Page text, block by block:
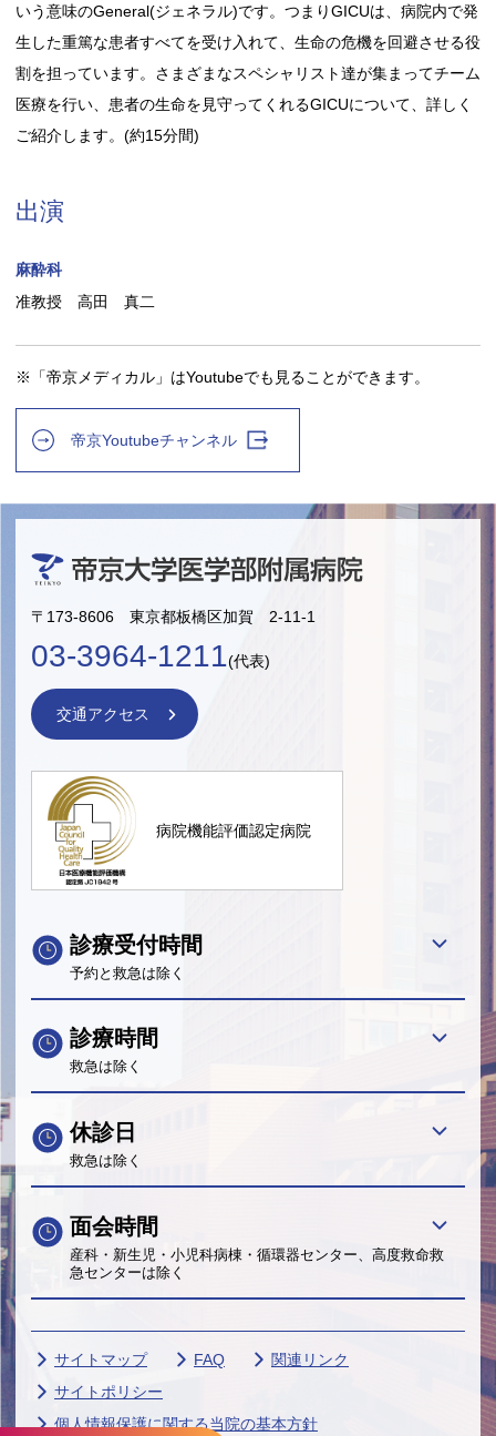
いう意味のGeneral(ジェネラル)です。つまりGICUは、病院内で発
生した重篤な患者すべてを受け入れて、生命の危機を回避させる役
割を担っています。さまざまなスペシャリスト達が集まってチーム
医療を行い、患者の生命を見守ってくれるGICUについて、詳しく
ご紹介します。(約15分間)
出演
麻酔科
准教授 高田 真二
※「帝京メディカル」はYoutubeでも見ることができます。
帝京Youtubeチャンネル
〒173-8606 東京都板橋区加賀 2-11-1
03-3964-1211(代表)
交通アクセス
病院機能評価認定病院
診療受付時間
予約と救急は除く
診療時間
救急は除く
休診日
救急は除く
面会時間
産科・新生児・小児科病棟・循環器センター、高度救命救
急センターは除く
サイトマップ FAQ
関連リンク
サイトポリシー
個人情報保護に関する当院の基本方針